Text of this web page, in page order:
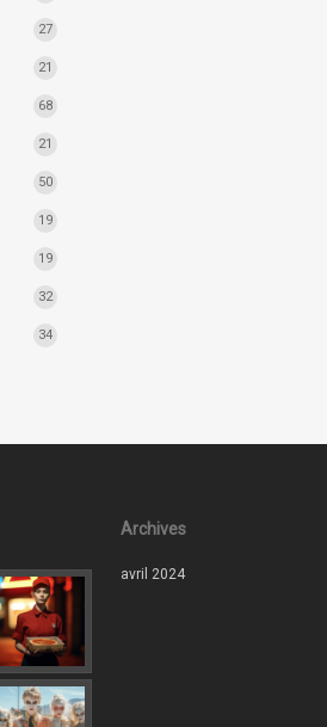
27
21
68
21
50
19
19
32
34
Archives
avril 2024